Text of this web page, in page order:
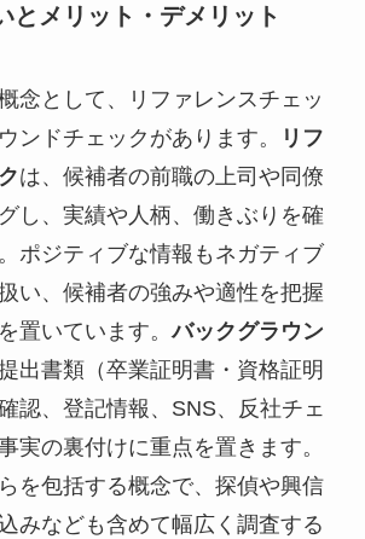
とメリット・デメリット
念として、リファレンスチェッ
ンドチェックがあります。
リフ
は、候補者の前職の上司や同僚
し、実績や人柄、働きぶりを確
ポジティブな情報もネガティブ
い、候補者の強みや適性を把握
置いています。バックグラウン
出書類（卒業証明書・資格証明
認、登記情報、SNS、反社チェ
実の裏付けに重点を置きます。
を包括する概念で、探偵や興信
みなども含めて幅広く調査する